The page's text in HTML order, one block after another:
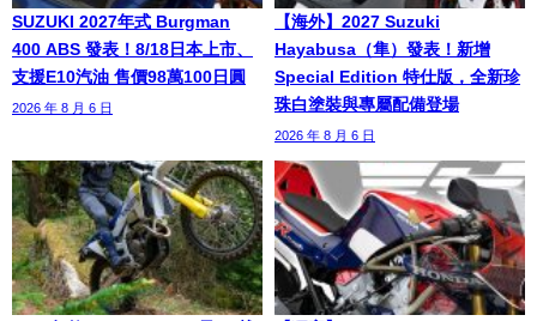
SUZUKI 2027年式 Burgman
400 ABS 發表！8/18日本上市、
支援E10汽油 售價98萬100日圓
2026 年 8 月 6 日
【海外】2027 Suzuki
Hayabusa（隼）發表！新增
Special Edition 特仕版，全新珍
珠白塗裝與專屬配備登場
2026 年 8 月 6 日